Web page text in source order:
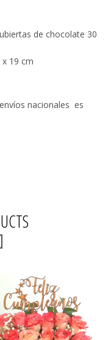
de chocolate 30
19 cm
nacionales es